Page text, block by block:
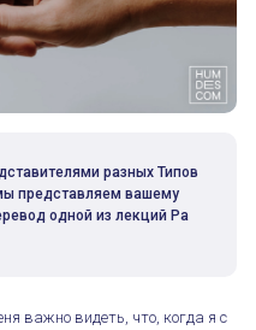
разных Типов
представляем вашему
одной из лекций Ра
важно видеть, что, когда я с